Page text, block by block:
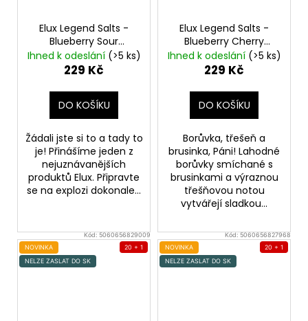
Elux Legend Salts -
Blueberry Sour
Raspberry - 10mg
Ihned k odeslání (>5 ks)
229 Kč
DO KOŠÍKU
Žádali jste si to a tady to
je! Přinášíme jeden z
nejuznávanějších
produktů Elux. Připravte
se na explozi dokonale...
Elux Legend Salts -
Blueberry Cherry
Cranberry - 10mg
Ihned k odeslání (>5 ks)
229 Kč
DO KOŠÍKU
Borůvka, třešeň a
brusinka, Páni! Lahodné
borůvky smíchané s
brusinkami a výraznou
třešňovou notou
vytvářejí sladkou...
Kód:5060656829009
NOVINKA
NELZE ZASLAT DO SK
20 + 1
Kód:5060656827968
NOVINKA
NELZE ZASLAT DO SK
20 + 1